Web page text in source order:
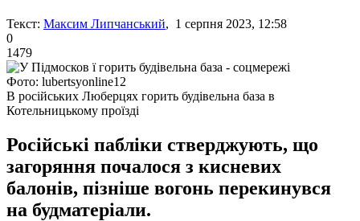
Текст: Максим Липчанський, 1 серпня 2023, 12:58
0
1479
Фото: lubertsyonline12
В російських Люберцях горить будівельна база в
Котельницькому проїзді
Російські пабліки стверджують, що
загоряння почалося з кисневих
балонів, пізніше вогонь перекинувся
на будматеріали.